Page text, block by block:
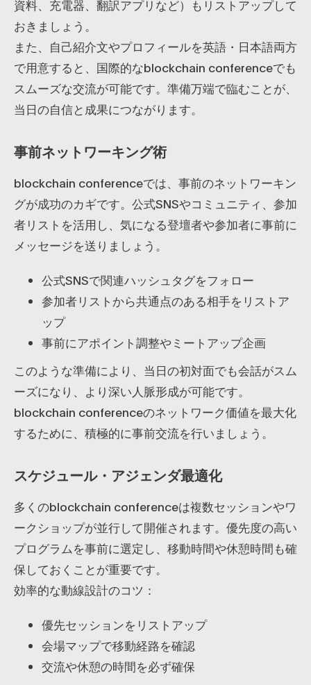
資料、充電器、翻訳アプリなど）もリストアップして
おきましょう。
また、自己紹介文やプロフィールを英語・日本語両方
で用意すると、国際的なblockchain conferenceでも
スムーズな交流が可能です。準備万端で臨むことが、
当日の自信と成果につながります。
事前ネットワーキング術
blockchain conferenceでは、事前のネットワーキン
グが成功のカギです。公式SNSやコミュニティ、参加
者リストを活用し、気になる登壇者や参加者に事前に
メッセージを送りましょう。
公式SNSで関連ハッシュタグをフォロー
参加者リストから共通点のある相手をリストア
ップ
事前にアポイント調整やミートアップ企画
このような準備により、当日の初対面でも会話がスム
ーズになり、より深い人脈形成が可能です。
blockchain conferenceのネットワーク価値を最大化
するために、積極的に事前交流を行いましょう。
スケジュール・アジェンダ最適化
多くのblockchain conferenceは複数セッションやワ
ークショップが並行して開催されます。優先度の高い
プログラムを事前に選定し、移動時間や休憩時間も確
保しておくことが重要です。
効率的な動線設計のコツ：
優先セッションをリストアップ
会場マップで移動経路を確認
交流や休憩の時間を必ず確保